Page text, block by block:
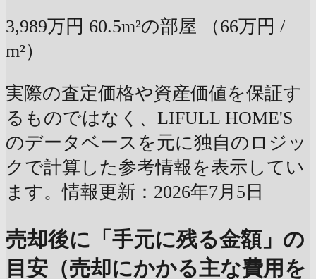
3,989万円 60.5m²の部屋
（66万円 /
m²）
実際の査定価格や資産価値を保証す
るものではなく、LIFULL HOME'S
のデータベースを元に独自のロジッ
クで計算した参考情報を表示してい
ます。情報更新：2026年7月5日
売却後に「手元に残る金額」の
目安（売却にかかる主な費用を